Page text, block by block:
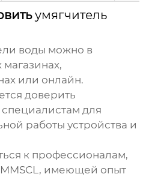
умягчитель
воды можно в
или онлайн.
доверить
для
работы устройства и
к профессионалам,
, имеющей опыт